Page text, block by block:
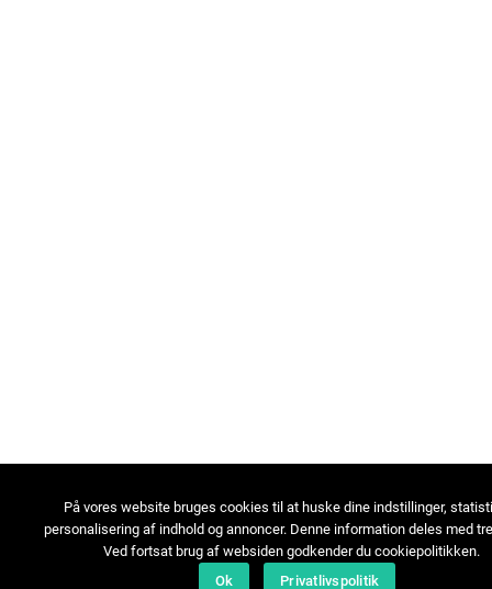
På vores website bruges cookies til at huske dine indstillinger,
personalisering af indhold og annoncer. Denne information deles med
Ved fortsat brug af websiden godkender du cookiepolitikken.
Ok
Privatlivspolitik